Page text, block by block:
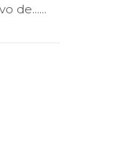
de......